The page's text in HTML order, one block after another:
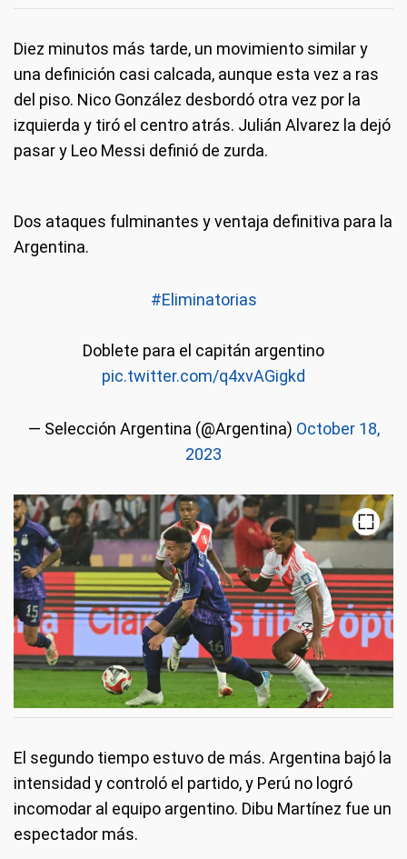
Diez minutos más tarde, un movimiento similar y
una definición casi calcada, aunque esta vez a ras
del piso. Nico González desbordó otra vez por la
izquierda y tiró el centro atrás. Julián Alvarez la dejó
pasar y Leo Messi definió de zurda.
Dos ataques fulminantes y ventaja definitiva para la
Argentina.
#Eliminatorias
Doblete para el capitán argentino
pic.twitter.com/q4xvAGigkd
— Selección Argentina (@Argentina) October 18,
2023
El segundo tiempo estuvo de más. Argentina bajó la
intensidad y controló el partido, y Perú no logró
incomodar al equipo argentino. Dibu Martínez fue un
espectador más.